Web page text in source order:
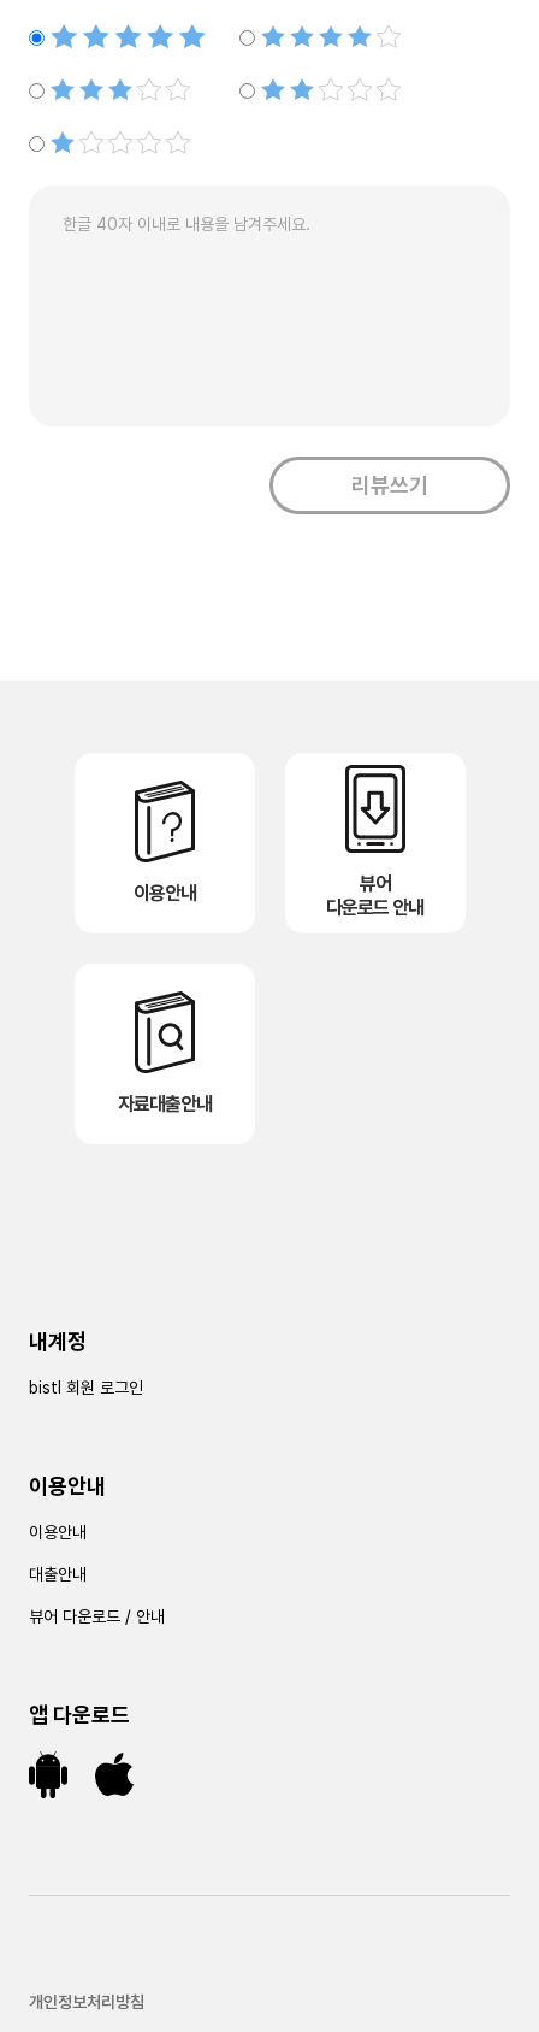
별점5개 별점4개
별점3개 별점2개
별점1개
이용안내
뷰어
다운로드 안내
자료대출안내
내계정
bistl 회원 로그인
이용안내
이용안내
대출안내
뷰어 다운로드 / 안내
앱 다운로드
개인정보처리방침